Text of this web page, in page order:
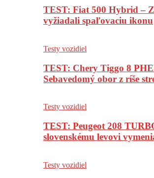
TEST: Fiat 500 Hybrid –
vyžiadali spaľovaciu ikonu
Testy vozidiel
TEST: Chery Tiggo 8
Sebavedomý obor z ríše
Testy vozidiel
TEST: Peugeot 208
slovenskému levovi
Testy vozidiel